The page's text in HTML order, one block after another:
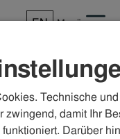
EN Menü
Technische
zwingend, damit Ihr
Darüber